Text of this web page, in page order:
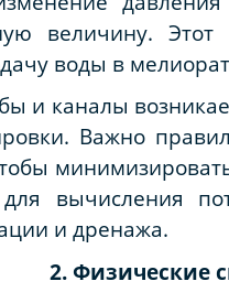
величину.
воды в
и каналы
Важно
вычисления
и дренажа.
2. Физические